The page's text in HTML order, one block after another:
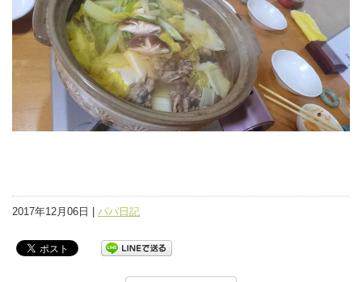
2017年12月06日 | パパ日記